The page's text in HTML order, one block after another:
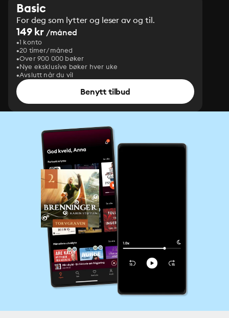
Basic
For deg som lytter og leser av og til.
149 kr /måned
1 konto
20 timer/måned
Over 900 000 bøker
Nye eksklusive bøker hver uke
Avslutt når du vil
Benytt tilbud